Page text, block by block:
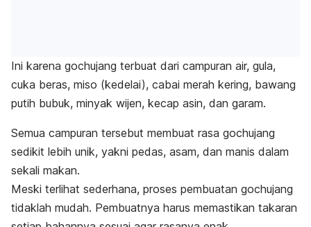
Ini karena gochujang terbuat dari campuran air, gula,
cuka beras, miso (kedelai), cabai merah kering, bawang
putih bubuk, minyak wijen, kecap asin, dan garam.
Semua campuran tersebut membuat rasa gochujang
sedikit lebih unik, yakni pedas, asam, dan manis dalam
sekali makan.
Meski terlihat sederhana, proses pembuatan gochujang
tidaklah mudah. Pembuatnya harus memastikan takaran